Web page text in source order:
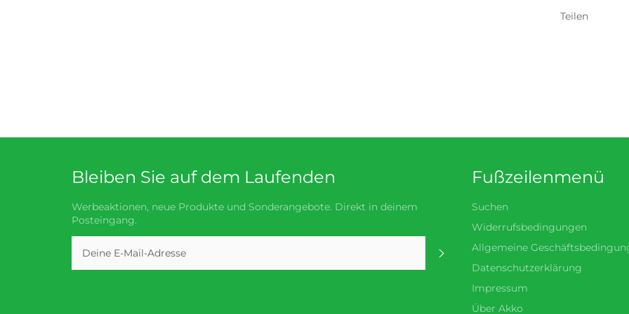
Teilen
Bleiben Sie auf dem Laufenden
Werbeaktionen, neue Produkte und Sonderangebote. Direkt in deinem
Posteingang.
Abonnieren
Fußzeilenmenü
Suchen
Widerrufsbedingungen
Allgemeine
Datenschutzerklärung
Impressum
Über Akko